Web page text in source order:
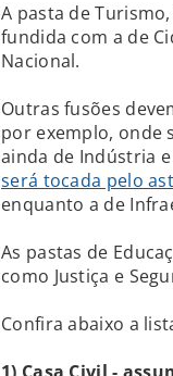
A pasta de
fundida com a de
Nacional.
Outras fusões
por exemplo, onde
ainda de Indústria
será tocada pelo
enquanto a de
As pastas de
como Justiça e
Confira abaixo a